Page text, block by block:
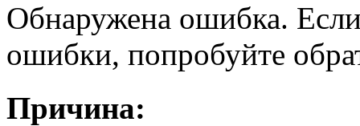
Обнаружена ошибка.
ошибки, попробуйте
Причина: